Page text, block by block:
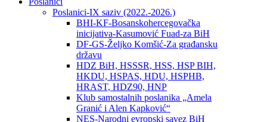
Poslanici-IX saziv (2022.-2026.)
BHI-KF-Bosanskohercegovačka
inicijativa-Kasumović Fuad-za BiH
DF-GS-Željko Komšić-Za građansku
državu
HDZ BiH, HSSSR, HSS, HSP BIH,
HKDU, HSPAS, HDU, HSPHB,
HRAST, HDZ90, HNP
Klub samostalnih poslanika „Amela
Granić i Alen Kapković“
NES-Narodni evropski savez BiH